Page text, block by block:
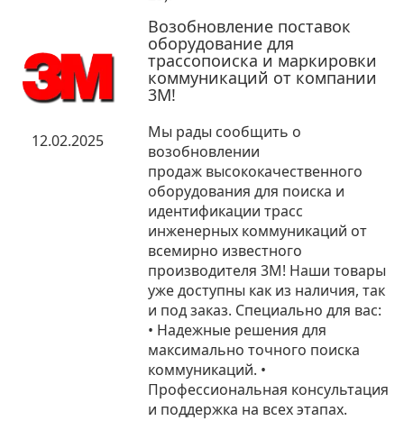
12.02.2025
Возобновление поставок
оборудование для
трассопоиска и маркировки
коммуникаций от компании
3М!
Мы рады сообщить о
возобновлении
продаж высококачественного
оборудования для поиска и
идентификации трасс
инженерных коммуникаций от
всемирно известного
производителя 3М! Наши товары
уже доступны как из наличия, так
и под заказ. Специально для вас:
• Надежные решения для
максимально точного поиска
коммуникаций. •
Профессиональная консультация
и поддержка на всех этапах.